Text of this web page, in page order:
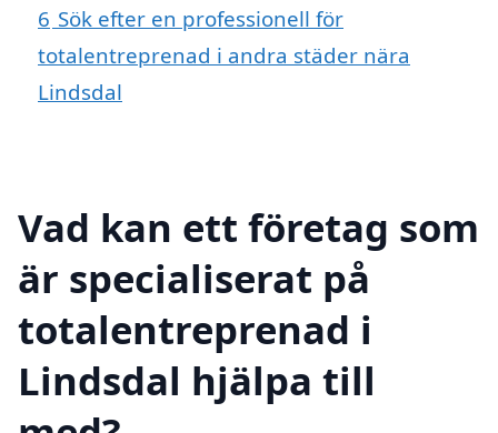
6 Sök efter en professionell för
totalentreprenad i andra städer nära
Lindsdal
Vad kan ett företag som
är specialiserat på
totalentreprenad i
Lindsdal hjälpa till